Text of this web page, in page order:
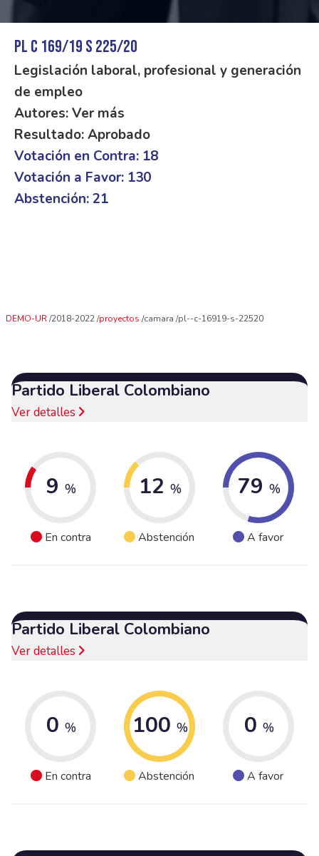
PL C 169/19 S 225/20
Legislación laboral, profesional y generación
de empleo
Autores: Ver más
Resultado: Aprobado
Votación en Contra: 18
Votación a Favor: 130
Abstención: 21
DEMO-UR 2018-2022 proyectos camara pl--c-16919-s-22520
Partido Liberal Colombiano
Ver detalles
9 %
En contra
12 %
Abstención
79 %
A favor
Partido Liberal Colombiano
Ver detalles
0 %
En contra
100 %
Abstención
0 %
A favor